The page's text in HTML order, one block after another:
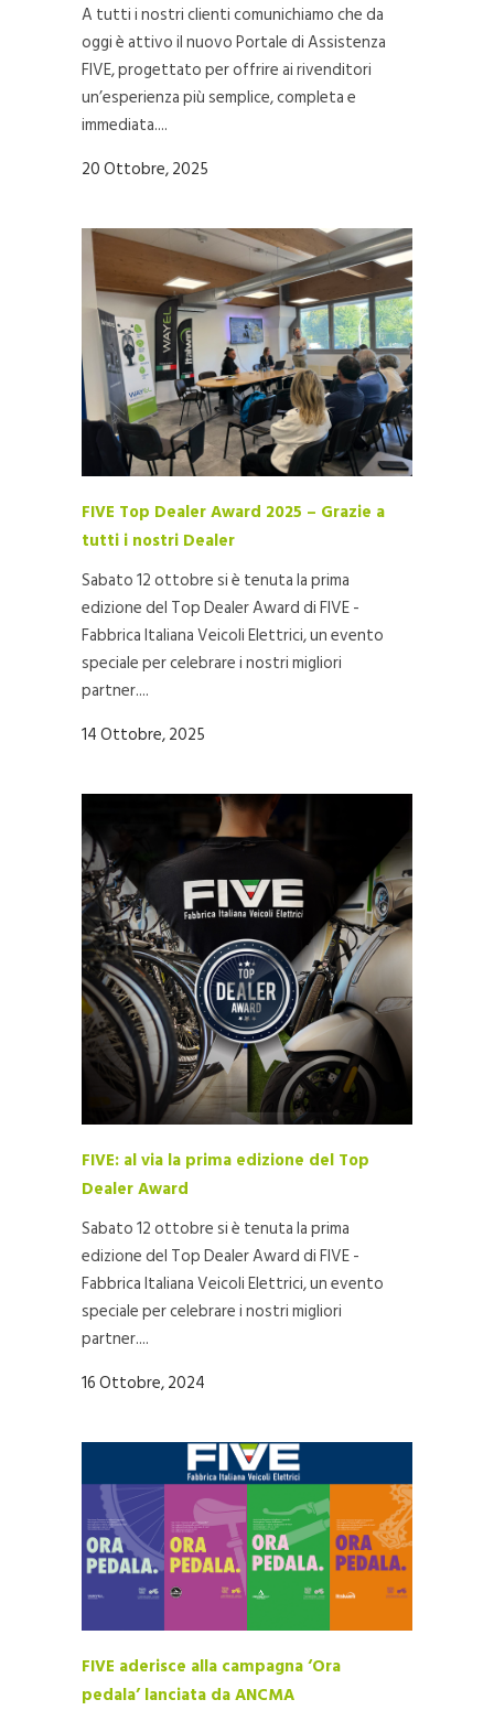
A tutti i nostri clienti comunichiamo che da
oggi è attivo il nuovo Portale di Assistenza
FIVE, progettato per offrire ai rivenditori
un’esperienza più semplice, completa e
immediata....
20 Ottobre, 2025
FIVE Top Dealer Award 2025 – Grazie a
tutti i nostri Dealer
Sabato 12 ottobre si è tenuta la prima
edizione del Top Dealer Award di FIVE -
Fabbrica Italiana Veicoli Elettrici, un evento
speciale per celebrare i nostri migliori
partner....
14 Ottobre, 2025
FIVE: al via la prima edizione del Top
Dealer Award
Sabato 12 ottobre si è tenuta la prima
edizione del Top Dealer Award di FIVE -
Fabbrica Italiana Veicoli Elettrici, un evento
speciale per celebrare i nostri migliori
partner....
16 Ottobre, 2024
FIVE aderisce alla campagna ‘Ora
pedala’ lanciata da ANCMA